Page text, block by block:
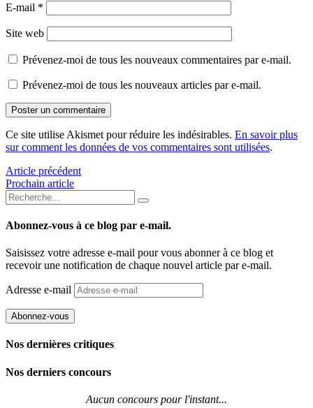
E-mail *
Site web
Prévenez-moi de tous les nouveaux commentaires par e-mail.
Prévenez-moi de tous les nouveaux articles par e-mail.
Ce site utilise Akismet pour réduire les indésirables. En savoir plus
sur comment les données de vos commentaires sont utilisées.
Article précédent
Prochain article
Abonnez-vous à ce blog par e-mail.
Saisissez votre adresse e-mail pour vous abonner à ce blog et
recevoir une notification de chaque nouvel article par e-mail.
Adresse e-mail
Abonnez-vous
Nos dernières critiques
Nos derniers concours
Aucun concours pour l'instant...